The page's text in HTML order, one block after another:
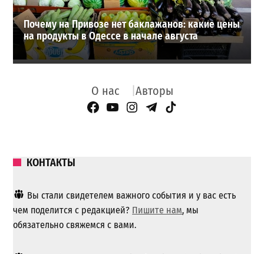
Почему на Привозе нет баклажанов: какие цены
на продукты в Одессе в начале августа
О нас Авторы
Facebook Page
YouTube
Instagram
Telegram
TikTok
КОНТАКТЫ
Вы стали свидетелем важного события и у вас есть
чем поделится с редакцией? Пишите нам, мы
обязательно свяжемся с вами.